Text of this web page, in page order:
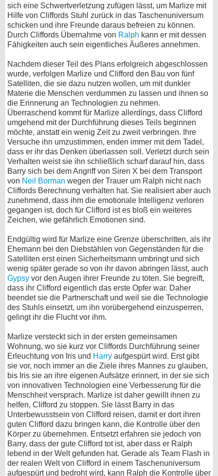
sich eine Schwertverletzung zufügen lässt, um Marlize mit
Hilfe von Cliffords Stuhl zurück in das Taschenuniversum
schicken und ihre Freunde daraus befreien zu können.
Durch Cliffords Übernahme von Ralph kann er mit dessen
Fähigkeiten auch sein eigentliches Äußeres annehmen.
Nachdem dieser Teil des Plans erfolgreich abgeschlossen
wurde, verfolgen Marlize und Clifford den Bau von fünf
Satelliten, die sie dazu nutzen wollen, um mit dunkler
Materie die Menschen verdummen zu lassen und ihnen so
die Erinnerung an Technologien zu nehmen.
Überraschend kommt für Marlize allerdings, dass Clifford
umgehend mit der Durchführung dieses Teils beginnen
möchte, anstatt ein wenig Zeit zu zweit verbringen. Ihre
Versuche ihn umzustimmen, enden immer mit dem Tadel,
dass er ihr das Denken überlassen soll. Verletzt durch sein
Verhalten weist sie ihn schließlich scharf darauf hin, dass
Barry sich bei dem Angriff von Siren X bei dem Transport
von Neil Borman wegen der Trauer um Ralph nicht nach
Cliffords Berechnung verhalten hat. Sie realisiert aber auch
zunehmend, dass ihm die emotionale Intelligenz verloren
gegangen ist, doch für Clifford ist es bloß ein weiteres
Zeichen, wie gefährlich Emotionen sind.
Endgültig wird für Marlize eine Grenze überschritten, als ihr
Ehemann bei den Diebstählen von Gegenständen für die
Satelliten erst einen Sicherheitsmann umbringt und sich
wenig später gerade so von ihr davon abringen lässt, auch
Gypsy vor den Augen ihrer Freunde zu töten. Sie begreift,
dass ihr Clifford eigentlich das erste Opfer war. Daher
beendet sie die Partnerschaft und weil sie die Technologie
des Stuhls einsetzt, um ihn vorübergehend einzusperren,
gelingt ihr die Flucht vor ihm.
Marlize versteckt sich in der ersten gemeinsamen
Wohnung, wo sie kurz vor Cliffords Durchführung seiner
Erleuchtung von Iris und Harry aufgespürt wird. Erst gibt
sie vor, noch immer an die Ziele ihres Mannes zu glauben,
bis Iris sie an ihre eigenen Aufsätze erinnert, in der sie sich
von innovativen Technologien eine Verbesserung für die
Menschheit versprach. Marlize ist daher gewillt ihnen zu
helfen, Clifford zu stoppen. Sie lässt Barry in das
Unterbewusstsein von Clifford reisen, damit er dort ihren
guten Clifford dazu bringen kann, die Kontrolle über den
Körper zu übernehmen. Entsetzt erfahren sie jedoch von
Barry, dass der gute Clifford tot ist, aber dass er Ralph
lebend in der Welt gefunden hat. Gerade als Team Flash in
der realen Welt von Clifford in einem Taschenuniversum
aufgespürt und bedroht wird, kann Ralph die Kontrolle über